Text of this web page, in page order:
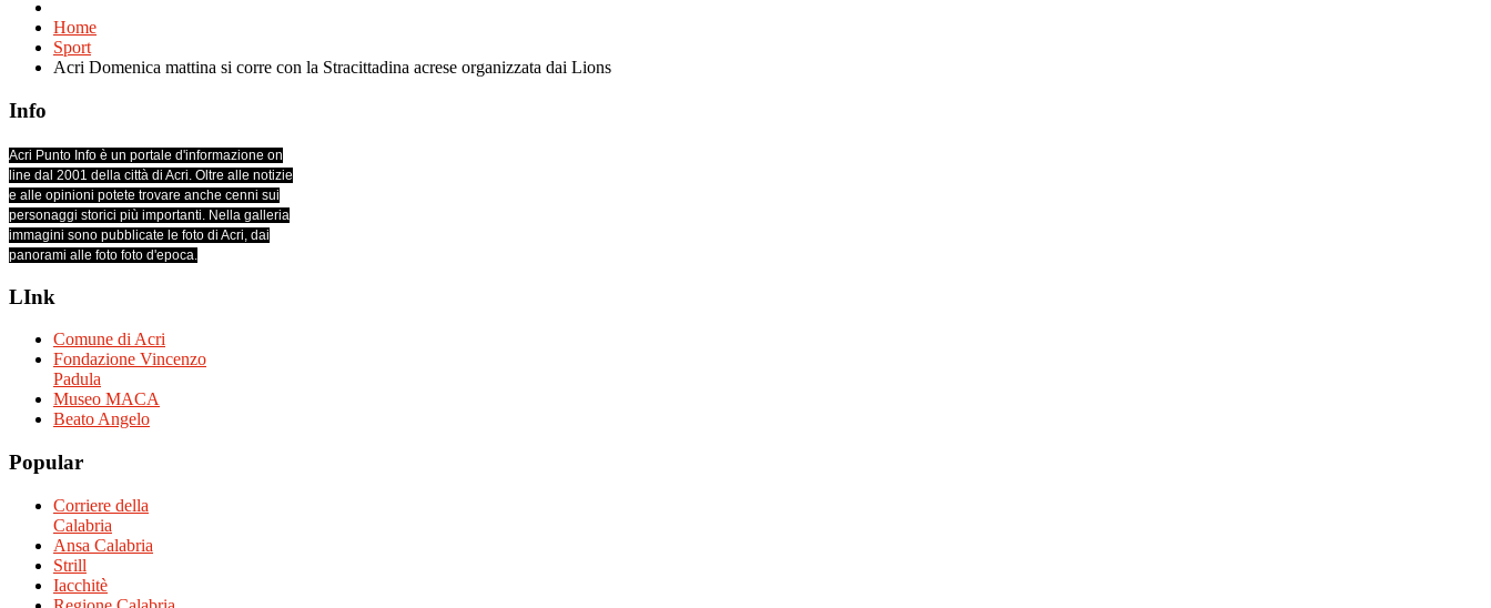
Home
Sport
Acri Domenica mattina si corre con la Stracittadina acrese organizzata dai Lions
Info
Acri Punto Info è un portale d'informazione on
line dal 2001 della città di Acri. Oltre alle notizie
e alle opinioni potete trovare anche cenni sui
personaggi storici più importanti. Nella galleria
immagini sono pubblicate le foto di Acri, dai
panorami alle foto foto d'epoca.
LInk
Comune di Acri
Fondazione Vincenzo
Padula
Museo MACA
Beato Angelo
Popular
Corriere della
Calabria
Ansa Calabria
Strill
Iacchitè